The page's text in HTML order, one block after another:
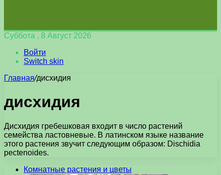
Суббота , 8 Август 2026
Войти
Switch skin
Главная/дисхидия
дисхидия
Дисхидия гребешковая входит в число растений
семейства ластовневые. В латинском языке название
этого растения звучит следующим образом: Dischidia
pectenoides.
Комнатные растения и цветы